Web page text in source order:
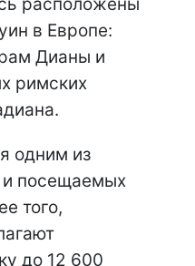
расположены
в Европе:
Дианы и
римских
одним из
и посещаемых
того,
до 12 600